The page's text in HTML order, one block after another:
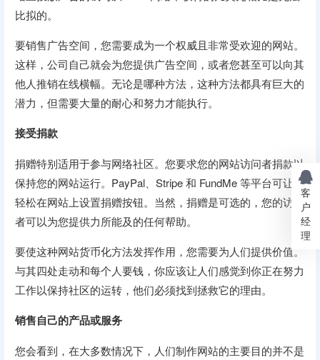
比拟的。
要销售广告空间，您需要成为一个权威且非常受欢迎的网站。
这样，公司自己就会为您提供广告空间，或者您甚至可以向其
他人推销在线横幅。无论是哪种方法，这种方法都具有巨大的
潜力，但需要大量的耐心和努力才能执行。
接受捐款
捐赠特别适用于参与网络社区。您要求您的网站访问者捐款以
保持您的网站运行。PayPal、Stripe 和 FundMe 等平台可让您
轻松在网站上设置捐赠按钮。当然，捐赠是可选的，您的访问
者可以为您提供力所能及的任何帮助。
要使这种网站货币化方法发挥作用，您需要为人们提供价值。
与其四处走动和每个人要钱，你应该让人们感觉到你正在努力
工作以保持社区的运转，他们必须找到拯救它的理由。
销售自己的产品或服务
您会看到，在大多数情况下，人们制作网站的主要目的并不是
客
户
经
理